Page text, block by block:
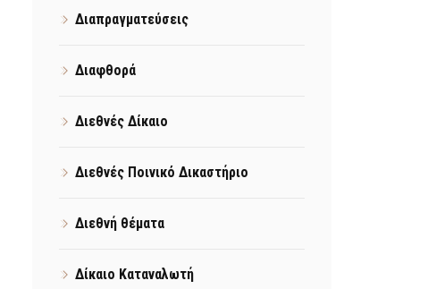
Διαπραγματεύσεις
Διαφθορά
Διεθνές Δίκαιο
Διεθνές Ποινικό Δικαστήριο
Διεθνή θέματα
Δίκαιο Καταναλωτή